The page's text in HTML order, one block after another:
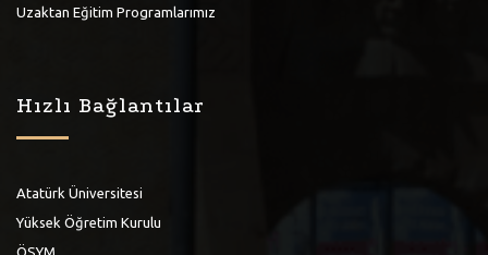
Uzaktan Eğitim Programlarımız
Hızlı Bağlantılar
Atatürk Üniversitesi
Yüksek Öğretim Kurulu
ÖSYM